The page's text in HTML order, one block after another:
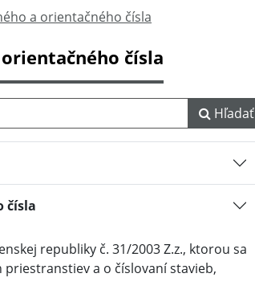
a orientačného čísla
čísla
Hľadať
čísla
republiky č. 31/2003 Z.z., ktorou sa
a o číslovaní stavieb,